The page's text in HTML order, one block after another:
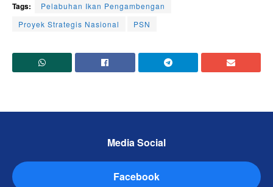
Tags:
Pelabuhan Ikan Pengambengan
Proyek Strategis Nasional
PSN
Media Social
Facebook